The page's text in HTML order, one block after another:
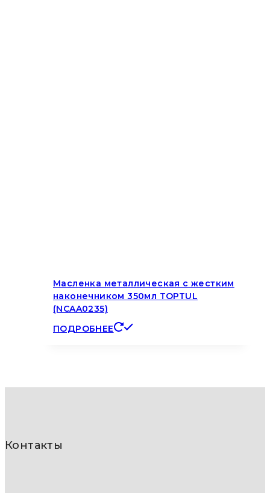
Масленка металлическая с жестким
наконечником 350мл TOPTUL
(NCAA0235)
ПОДРОБНЕЕ
Контакты